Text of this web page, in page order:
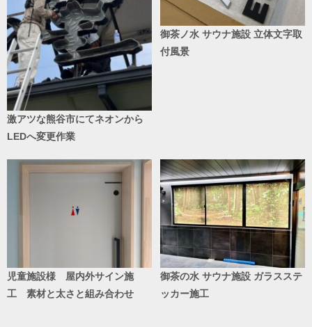
激アツな熊谷市にてネオンから
LEDへ変更作業
御茶ノ水 サウナ施設 立体文字取
付風景
児童施設様 屋内外サイン施
工 素材と太さと組み合わせ
御茶の水 サウナ施設 ガラスステ
ッカー施工